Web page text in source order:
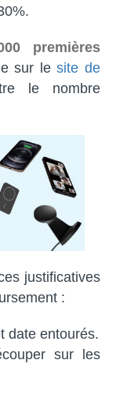
premières
sur lesite de
le nombre
justificatives
:
date entourés.
sur les